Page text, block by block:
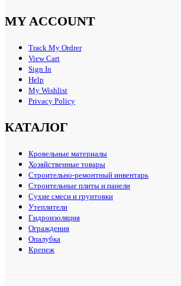
MY ACCOUNT
Track My Ordrer
View Cart
Sign In
Help
My Wishlist
Privacy Policy
КАТАЛОГ
Кровельные материалы
Хозяйственные товары
Строительно-ремонтный инвентарь
Строительные плиты и панели
Сухие смеси и грунтовки
Утеплители
Гидроизоляция
Ограждения
Опалубка
Крепеж